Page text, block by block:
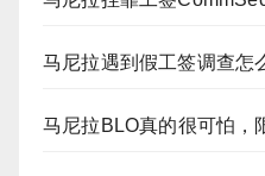
马尼拉遇到假工签调查怎
马尼拉BLO真的很可怕，